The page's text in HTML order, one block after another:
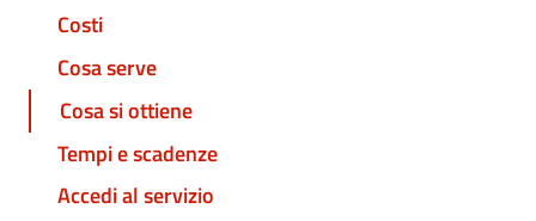
Costi
Cosa serve
Cosa si ottiene
Tempi e scadenze
Accedi al servizio